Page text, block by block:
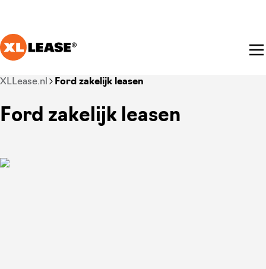
Je bent nu voorbij het hoofdmenu
XLLease.nl Ford zakelijk leasen
Ford zakelijk leasen